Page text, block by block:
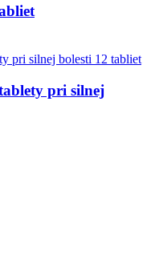
pri silnej